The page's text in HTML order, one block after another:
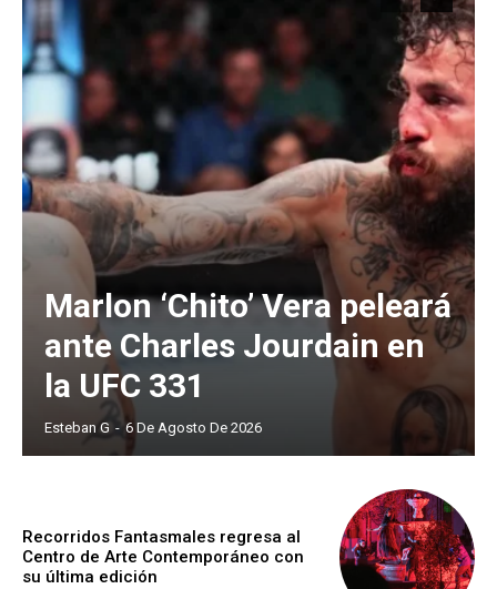
Marlon ‘Chito’ Vera peleará
ante Charles Jourdain en
la UFC 331
Esteban G - 6 De Agosto De 2026
Recorridos Fantasmales regresa al
Centro de Arte Contemporáneo con
su última edición